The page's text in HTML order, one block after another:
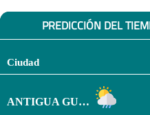
PREDICCIÓN DEL
Ciudad
ANTIGUA GUATEMALA